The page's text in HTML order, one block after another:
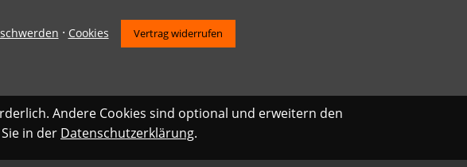
· Cookies Vertrag widerrufen
Andere Cookies sind optional und erweitern den
in der Datenschutzerklärung.